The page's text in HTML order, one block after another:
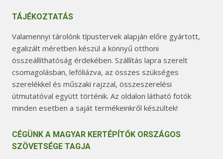
TÁJÉKOZTATÁS
Valamennyi tárolónk típustervek alapján előre gyártott,
egalizált méretben készül a könnyű otthoni
összeállíthatóság érdekében. Szállítás lapra szerelt
csomagolásban, lefóliázva, az összes szükséges
szerelékkel és műszaki rajzzal, összeszerelési
útmutatóval együtt történik. Az oldalon látható fotók
minden esetben a saját termékeinkről készültek!
CÉGÜNK A MAGYAR KERTÉPÍTŐK ORSZÁGOS
SZÖVETSÉGE TAGJA